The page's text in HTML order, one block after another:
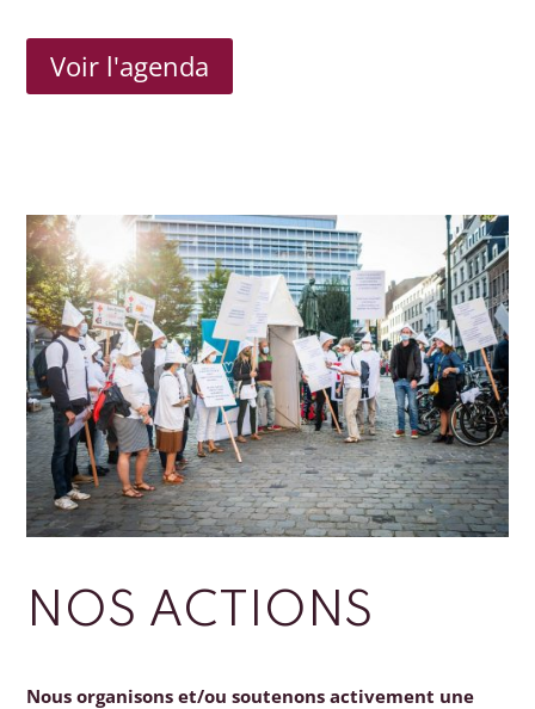
Voir l'agenda
NOS ACTIONS
Nous organisons et/ou soutenons activement une